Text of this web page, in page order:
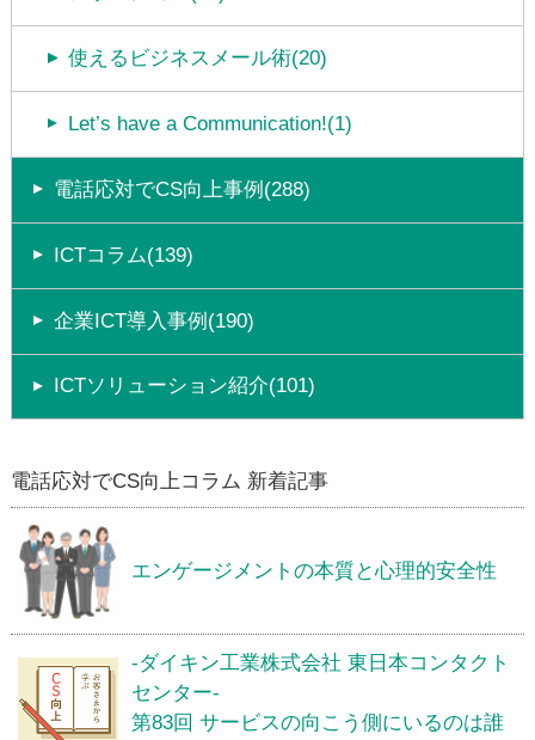
使えるビジネスメール術(20)
Let’s have a Communication!(1)
電話応対でCS向上事例(288)
ICTコラム(139)
企業ICT導入事例(190)
ICTソリューション紹介(101)
電話応対でCS向上コラム 新着記事
エンゲージメントの本質と心理的安全性
-ダイキン工業株式会社 東日本コンタクト
センター-
第83回 サービスの向こう側にいるのは誰